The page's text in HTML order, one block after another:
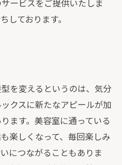
ービスをご提供いたしま
しております。
を変えるというのは、気分
クスに新たなアピールが加
ます。美容室に通っている
楽しくなって、毎回楽しみ
につながることもありま